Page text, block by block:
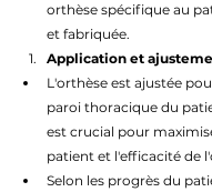
orthèse spécifique au
et fabriquée.
Application et
L'orthèse est ajustée
paroi thoracique du
est crucial pour
patient et l'efficacité de
Selon les progrès du